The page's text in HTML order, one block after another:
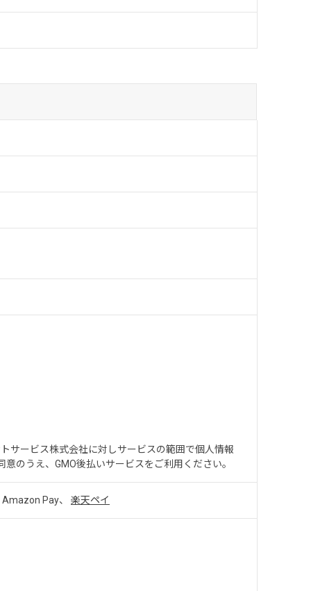
サービス株式会社に対しサービスの範囲で個人情報
意のうえ、GMO後払いサービスをご利用ください。
Pay、 楽天ペイ